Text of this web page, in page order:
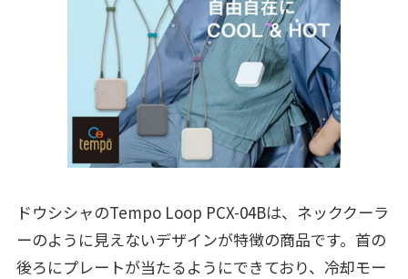
ドウシシャのTempo Loop PCX-04Bは、ネッククーラ
ーのように見えないデザインが特徴の商品です。首の
後ろにプレートが当たるようにできており、冷却モー